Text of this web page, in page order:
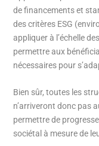
de financements et
des critères ESG
appliquer à l’échelle
permettre aux
nécessaires pour
Bien sûr, toutes les
n’arriveront donc pas
permettre de
sociétal à mesure de